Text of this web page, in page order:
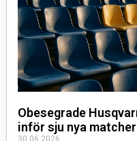
Obesegrade
inför sju nya matcher
30.06.2026